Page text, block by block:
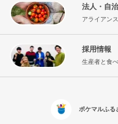
法人・自
アライアン
採用情報
生産者と食
ポケマルふる